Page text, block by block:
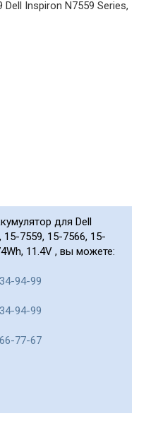
Inspiron N7559 Series,
для Dell
7559, 15-7566, 15-
11.4V , вы можете:
94-99
94-99
77-67